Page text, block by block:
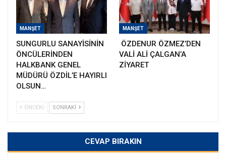
MANŞET
SUNGURLU SANAYİSİNİN
ÖNCÜLERİNDEN
HALKBANK GENEL
MÜDÜRÜ ÖZDİL’E HAYIRLI
OLSUN…
MANŞET
ÖZDENUR ÖZMEZ’DEN
VALİ ALİ ÇALGAN’A
ZİYARET
ÖNCEKI SONRAKI
CEVAP BIRAKIN